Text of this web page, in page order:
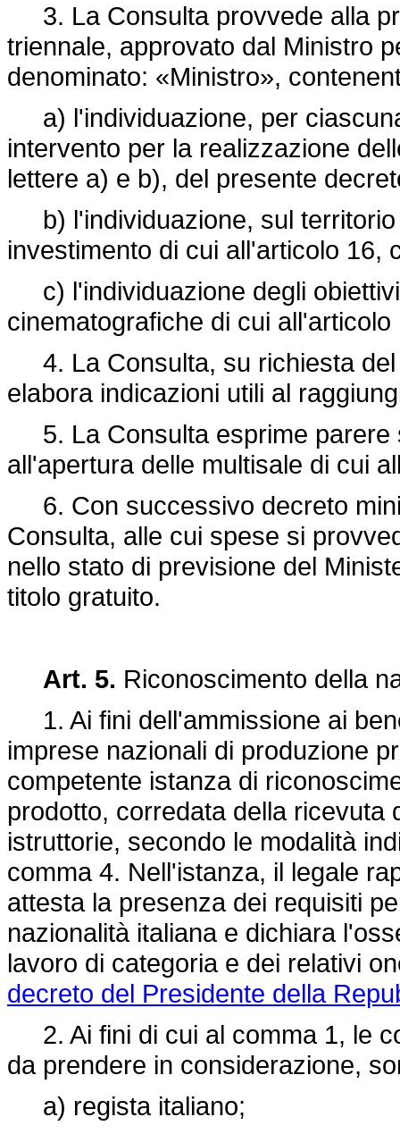
3. La Consulta provvede alla
triennale, approvato dal Ministro
denominato: «Ministro»,
a) l'individuazione, per
intervento per la realizzazione
lettere a) e b), del presente
b) l'individuazione, sul territorio
investimento di cui all'articolo 16,
c) l'individuazione degli
cinematografiche di cui
4. La Consulta, su richiesta del
elabora indicazioni utili al
5. La Consulta esprime parere
all'apertura delle multisale di cui
6. Con successivo decreto
Consulta, alle cui spese si
nello stato di previsione del
titolo gratuito.
Art. 5. Riconoscimento della
1. Ai fini dell'ammissione ai
imprese nazionali di produzione
competente istanza di
prodotto, corredata della ricevuta
istruttorie, secondo le modalità
comma 4. Nell'istanza, il legale
attesta la presenza dei requisiti
nazionalità italiana e dichiara
lavoro di categoria e dei relativi
decreto del Presidente della
2. Ai fini di cui al comma 1, le
da prendere in considerazione,
a) regista italiano;